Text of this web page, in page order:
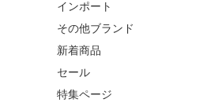
インポート
その他ブランド
新着商品
セール
特集ページ